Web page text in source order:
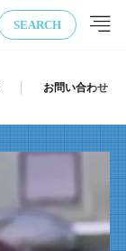
SEARCH
お問い合わせ